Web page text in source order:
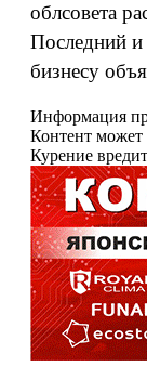
облсовета
Последний
бизнесу
Информация
Контент может
Курение